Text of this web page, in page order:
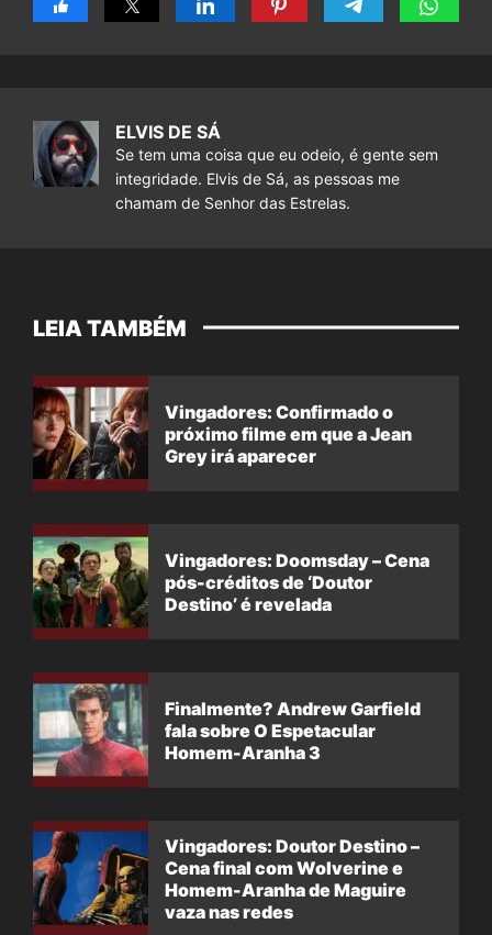
ELVIS DE SÁ
Se tem uma coisa que eu odeio, é gente sem
integridade. Elvis de Sá, as pessoas me
chamam de Senhor das Estrelas.
LEIA TAMBÉM
Vingadores: Confirmado o
próximo filme em que a Jean
Grey irá aparecer
Vingadores: Doomsday – Cena
pós-créditos de ‘Doutor
Destino’ é revelada
Finalmente? Andrew Garfield
fala sobre O Espetacular
Homem-Aranha 3
Vingadores: Doutor Destino –
Cena final com Wolverine e
Homem-Aranha de Maguire
vaza nas redes